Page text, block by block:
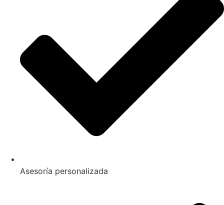
Asesoría personalizada